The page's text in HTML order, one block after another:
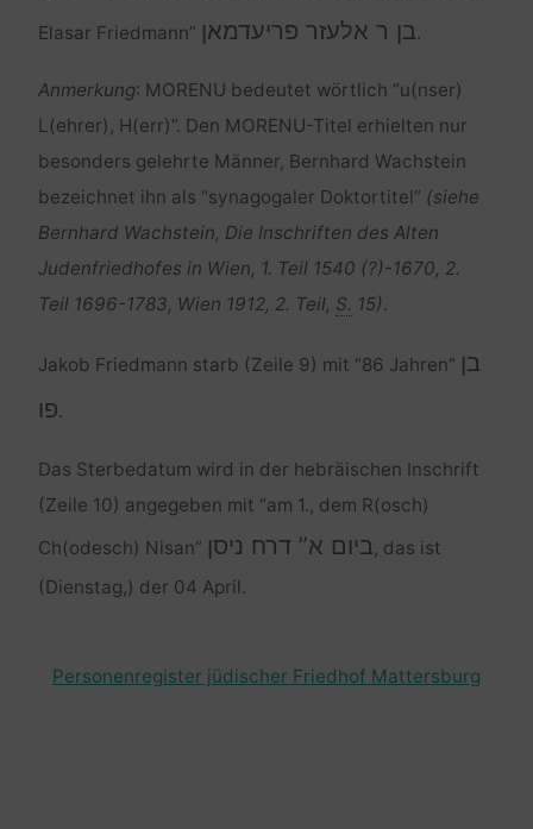
Elasar Friedmann” בן ר אלעזר פריעדמאן.
Anmerkung: MORENU bedeutet wörtlich “u(nser)
L(ehrer), H(err)”. Den MORENU-Titel erhielten nur
besonders gelehrte Männer, Bernhard Wachstein
bezeichnet ihn als “synagogaler Doktortitel” (siehe
Bernhard Wachstein, Die Inschriften des Alten
Judenfriedhofes in Wien, 1. Teil 1540 (?)-1670, 2.
Teil 1696-1783, Wien 1912, 2. Teil, S. 15).
Jakob Friedmann starb (Zeile 9) mit “86 Jahren” בן
פו.
Das Sterbedatum wird in der hebräischen Inschrift
(Zeile 10) angegeben mit “am 1., dem R(osch)
Ch(odesch) Nisan” ביום א” דרח ניסן, das ist
(Dienstag,) der 04 April.
Personenregister jüdischer Friedhof Mattersburg